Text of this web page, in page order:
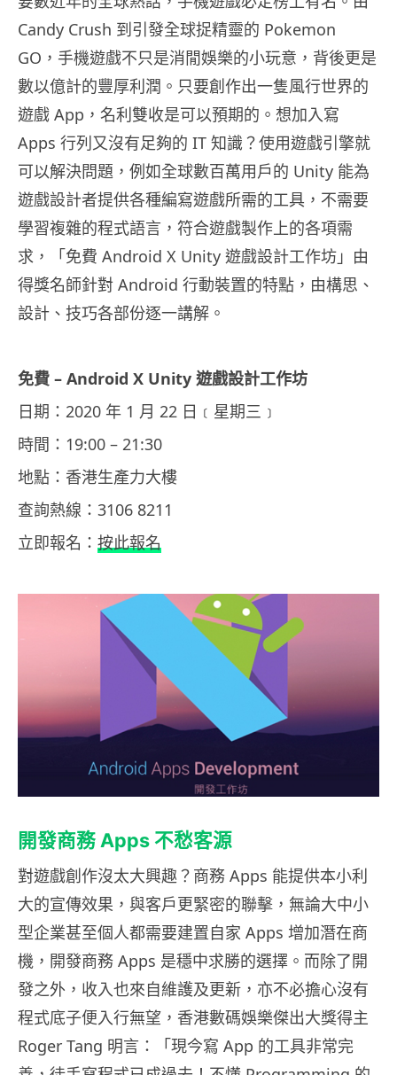
Candy Crush 到引發全球捉精靈的 Pokemon
GO，手機遊戲不只是消閒娛樂的小玩意，背後更是
數以億計的豐厚利潤。只要創作出一隻風行世界的
遊戲 App，名利雙收是可以預期的。想加入寫
Apps 行列又沒有足夠的 IT 知識？使用遊戲引擎就
可以解決問題，例如全球數百萬用戶的 Unity 能為
遊戲設計者提供各種編寫遊戲所需的工具，不需要
學習複雜的程式語言，符合遊戲製作上的各項需
求，「免費 Android X Unity 遊戲設計工作坊」由
得獎名師針對 Android 行動裝置的特點，由構思、
設計、技巧各部份逐一講解。
免費 – Android X Unity 遊戲設計工作坊
日期：2020 年 1 月 22 日﹝星期三﹞
時間：19:00 – 21:30
地點：香港生產力大樓
查詢熱線：3106 8211
立即報名： 按此報名
開發商務 Apps 不愁客源
對遊戲創作沒太大興趣？商務 Apps 能提供本小利
大的宣傳效果，與客戶更緊密的聯擊，無論大中小
型企業甚至個人都需要建置自家 Apps 增加潛在商
機，開發商務 Apps 是穩中求勝的選擇。而除了開
發之外，收入也來自維護及更新，亦不必擔心沒有
程式底子便入行無望，香港數碼娛樂傑出大獎得主
Roger Tang 明言：「現今寫 App 的工具非常完